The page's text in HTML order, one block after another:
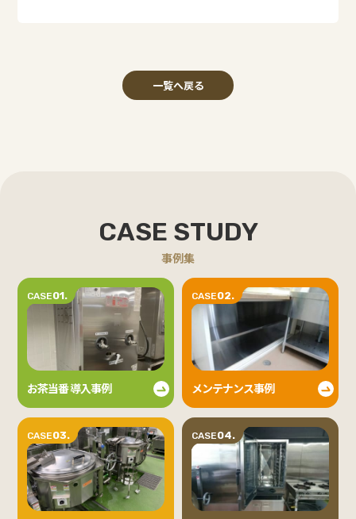
一覧へ戻る
CASE STUDY
事例集
CASE01.
お茶当番 導入事例
CASE02.
メンテナンス事例
CASE03. CASE04.